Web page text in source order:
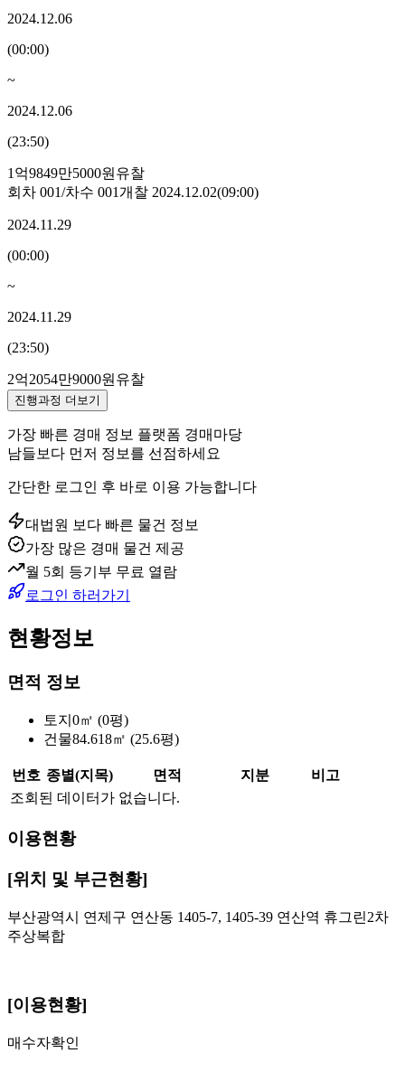
2024.12.06
(00:00)
~
2024.12.06
(23:50)
1억9849만5000원 유찰
회차 001/차수 001개찰 2024.12.02(09:00)
2024.11.29
(00:00)
~
2024.11.29
(23:50)
2억2054만9000원 유찰
진행과정 더보기
가장 빠른 경매 정보 플랫폼 경매마당
남들보다 먼저 정보를 선점하세요
간단한 로그인 후 바로 이용 가능합니다
대법원 보다 빠른 물건 정보
가장 많은 경매 물건 제공
월 5회 등기부 무료 열람
로그인 하러가기
현황정보
면적 정보
토지 0㎡ (0평)
건물84.618㎡ (25.6평)
번호 종별(지목) 면적 지분
비고
조회된 데이터가 없습니다.
이용현황
[위치 및 부근현황]
부산광역시 연제구 연산동 1405-7, 1405-39 연산역 휴그린2차
주상복합
[이용현황]
매수자확인